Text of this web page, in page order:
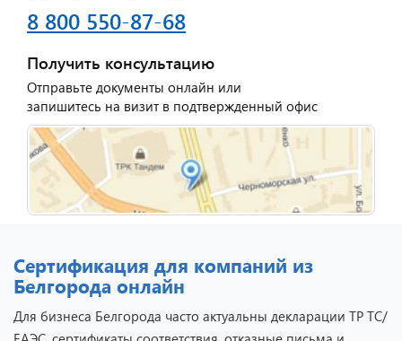
8 800 550-87-68
Получить консультацию
Отправьте документы онлайн или
запишитесь на визит в подтвержденный офис
Сертификация для компаний из
Белгорода онлайн
Для бизнеса Белгорода часто актуальны декларации ТР ТС/